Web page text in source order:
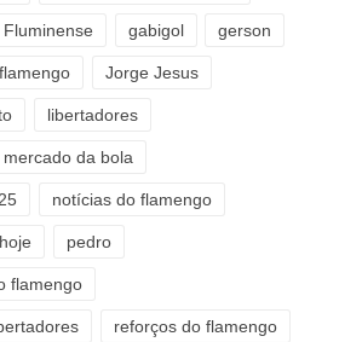
Fluminense gabigol gerson
Jorge Jesus
libertadores
mercado da bola
notícias do flamengo
pedro
flamengo
reforços do flamengo